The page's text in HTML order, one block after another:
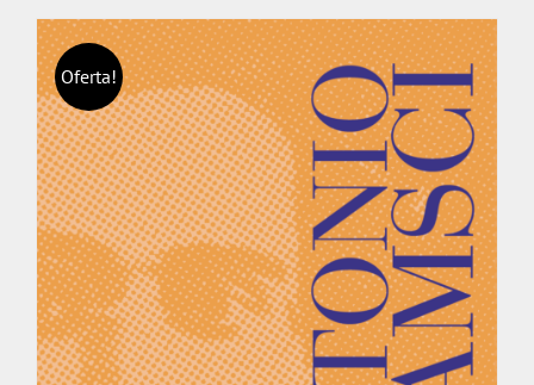
Oferta!